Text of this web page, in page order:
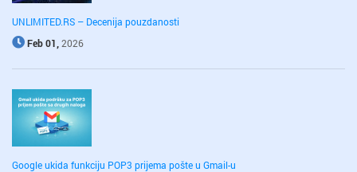
UNLIMITED.RS – Decenija pouzdanosti
Feb 01, 2026
Google ukida funkciju POP3 prijema pošte u Gmail-u